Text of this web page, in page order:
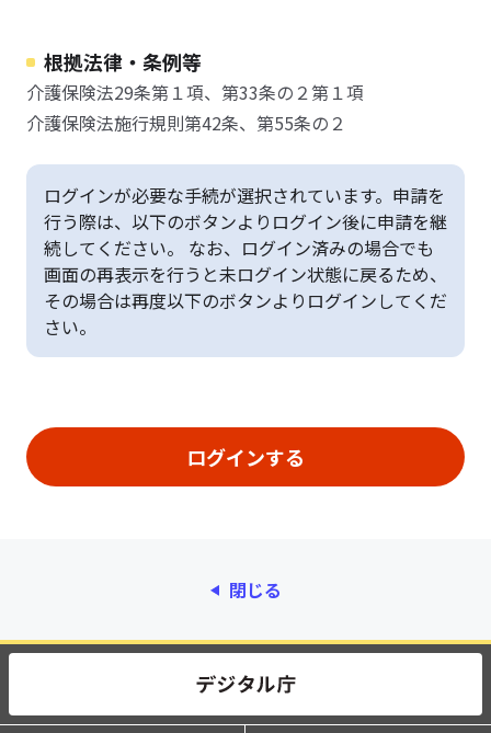
根拠法律・条例等
介護保険法29条第１項、第33条の２第１項
介護保険法施行規則第42条、第55条の２
ログインが必要な手続が選択されています。申請を
行う際は、以下のボタンよりログイン後に申請を継
続してください。 なお、ログイン済みの場合でも
画面の再表示を行うと未ログイン状態に戻るため、
その場合は再度以下のボタンよりログインしてくだ
さい。
閉じる